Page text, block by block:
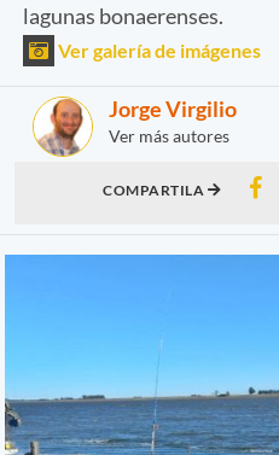
lagunas bonaerenses.
Ver galería de imágenes
Jorge Virgilio
Ver más autores
COMPARTILA